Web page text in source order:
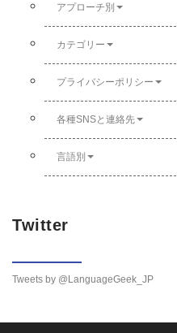
アプローチ別
カテゴリー
プライバシーポリシー
各種SNSと連絡先
言語別
Twitter
Tweets by @LanguageGeek_JP